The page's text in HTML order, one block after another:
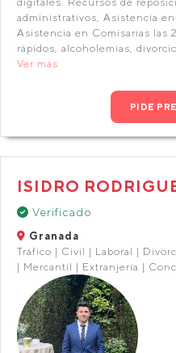
administrativos, Asistencia en
Asistencia en Comisarías las
rápidos, alcoholemias,
Ver más
PIDE
ISIDRO
Verificado
Granada
Tráfico | Civil | Laboral |
| Mercantil | Extranjería |